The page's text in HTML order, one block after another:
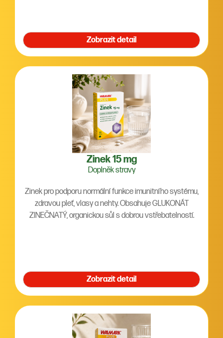
Zobrazit detail
Zinek 15 mg
Doplněk stravy
Zinek pro podporu normální funkce imunitního systému,
zdravou pleť, vlasy a nehty. Obsahuje GLUKONÁT
ZINEČNATÝ, organickou sůl s dobrou vstřebatelností.
Zobrazit detail